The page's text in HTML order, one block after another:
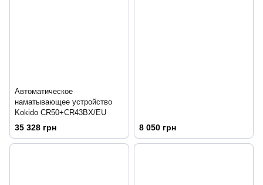
Автоматическое
наматывающее устройство
Kokido CR50+CR43BX/EU
35 328 грн 8 050 грн